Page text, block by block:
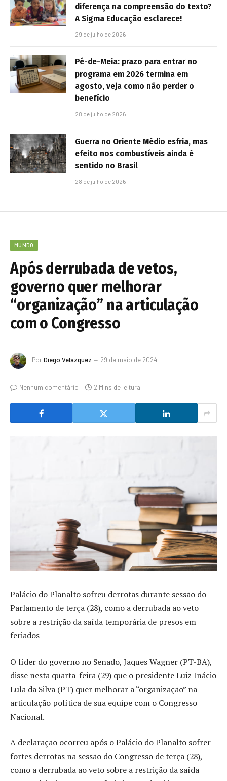
diferença na compreensão do texto?
A Sigma Educação esclarece!
29 de julho de 2026
Pé-de-Meia: prazo para entrar no
programa em 2026 termina em
agosto, veja como não perder o
benefício
28 de julho de 2026
Guerra no Oriente Médio esfria, mas
efeito nos combustíveis ainda é
sentido no Brasil
28 de julho de 2026
MUNDO
Após derrubada de vetos,
governo quer melhorar
“organização” na articulação
com o Congresso
PorDiego Velázquez 29 de maio de 2024
Nenhum comentário 2 Mins de leitura
Palácio do Planalto sofreu derrotas durante sessão do
Parlamento de terça (28), como a derrubada ao veto
sobre a restrição da saída temporária de presos em
feriados
O líder do governo no Senado, Jaques Wagner (PT-BA),
disse nesta quarta-feira (29) que o presidente Luiz Inácio
Lula da Silva (PT) quer melhorar a “organização” na
articulação política de sua equipe com o Congresso
Nacional.
A declaração ocorreu após o Palácio do Planalto sofrer
fortes derrotas na sessão do Congresso de terça (28),
como a derrubada ao veto sobre a restrição da saída